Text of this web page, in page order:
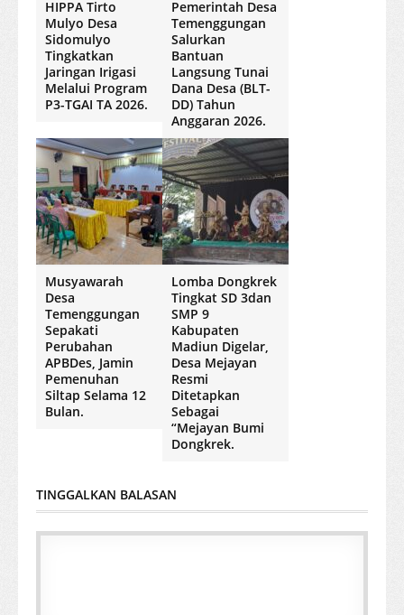
HIPPA Tirto
Mulyo Desa
Sidomulyo
Tingkatkan
Jaringan Irigasi
Melalui Program
P3-TGAI TA 2026.
Pemerintah Desa
Temenggungan
Salurkan
Bantuan
Langsung Tunai
Dana Desa (BLT-
DD) Tahun
Anggaran 2026.
Musyawarah
Desa
Temenggungan
Sepakati
Perubahan
APBDes, Jamin
Pemenuhan
Siltap Selama 12
Bulan.
Lomba Dongkrek
Tingkat SD 3dan
SMP 9
Kabupaten
Madiun Digelar,
Desa Mejayan
Resmi
Ditetapkan
Sebagai
“Mejayan Bumi
Dongkrek.
TINGGALKAN BALASAN